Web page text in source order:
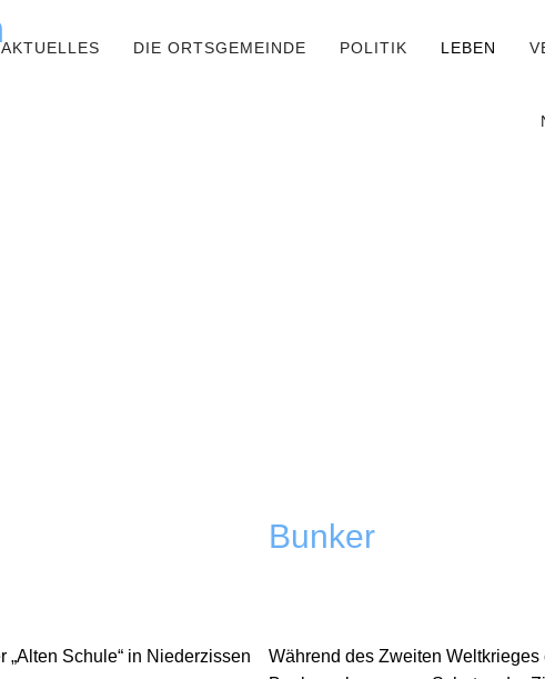
AKTUELLES DIE ORTSGEMEINDE POLITIK LEBEN
„Alten Schule“ in Niederzissen
Bunker
Während des Zweiten